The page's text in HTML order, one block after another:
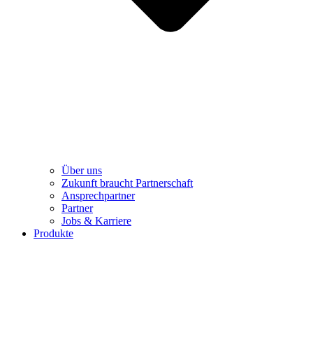
Über uns
Zukunft braucht Partnerschaft
Ansprechpartner
Partner
Jobs & Karriere
Produkte